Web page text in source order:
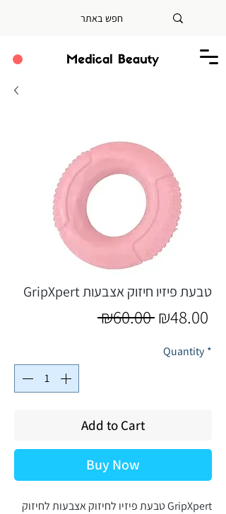
GripXpert טבעת פיזיו חיזוק אצבעות
₪60.00 Regular
₪48.00
Quantity *
Add to Cart
Buy Now
GripXpert טבעת פיזיו לחיזוק אצבעות לחיזוק